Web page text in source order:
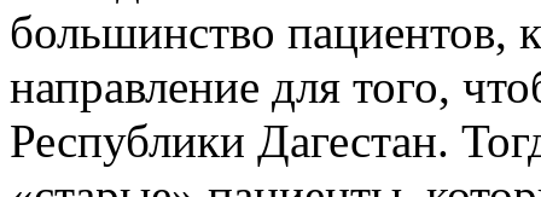
большинство пациентов,
направление для того,
Республики Дагестан.